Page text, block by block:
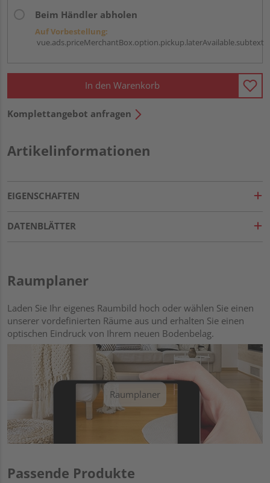
Beim Händler abholen
Auf Vorbestellung:
vue.ads.priceMerchantBox.option.pickup.laterAvailable.subtext
In den Warenkorb
Komplettangebot anfragen
Artikelinformationen
EIGENSCHAFTEN
DATENBLÄTTER
Raumplaner
Laden Sie Ihr eigenes Raumbild hoch oder wählen Sie einen
unserer vordefinierten Räume aus und erhalten Sie einen
optischen Eindruck von Ihrem neuen Bodenbelag.
Raumplaner
Passende Produkte